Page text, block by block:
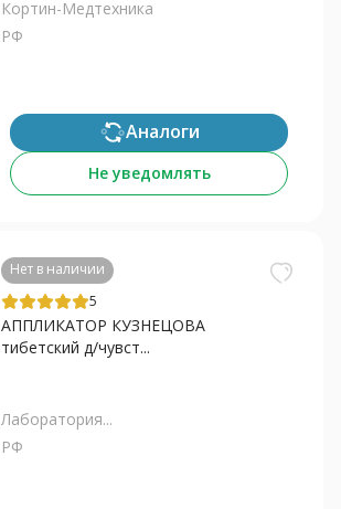
Кортин-Медтехника
РФ
Аналоги
Не уведомлять
Нет в наличии
5
АППЛИКАТОР КУЗНЕЦОВА
тибетский д/чувст...
Лаборатория...
РФ